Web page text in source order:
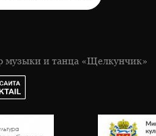
музыки и танца «Щелкунчик»